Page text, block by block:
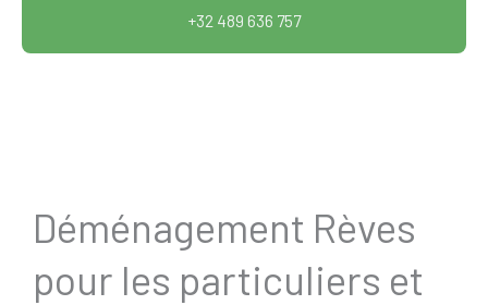
+32 489 636 757
Déménagement Rèves
pour les particuliers et